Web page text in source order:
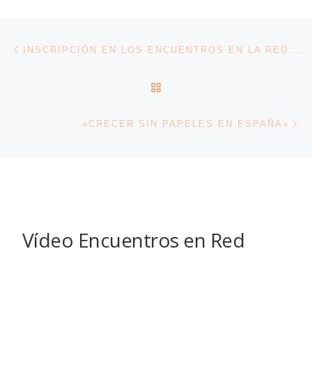
Navegación de entradas
«CRECER SIN PAPELES EN ESPAÑA»
Vídeo Encuentros en Red